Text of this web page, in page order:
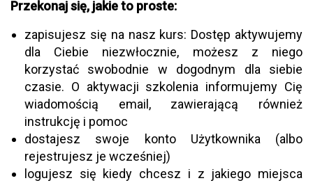
Przekonaj się, jakie to proste:
zapisujesz się na nasz kurs: Dostęp aktywujemy
dla Ciebie niezwłocznie, możesz z niego
korzystać swobodnie w dogodnym dla siebie
czasie. O aktywacji szkolenia informujemy Cię
wiadomością email, zawierającą również
instrukcję i pomoc
dostajesz swoje konto Użytkownika (albo
rejestrujesz je wcześniej)
logujesz się kiedy chcesz i z jakiego miejsca